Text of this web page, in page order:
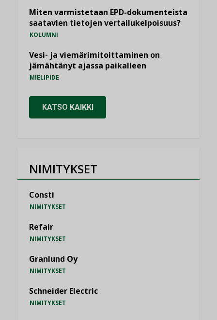
Miten varmistetaan EPD-dokumenteista
saatavien tietojen vertailukelpoisuus?
KOLUMNI
Vesi- ja viemärimitoittaminen on
jämähtänyt ajassa paikalleen
MIELIPIDE
KATSO KAIKKI
NIMITYKSET
Consti
NIMITYKSET
Refair
NIMITYKSET
Granlund Oy
NIMITYKSET
Schneider Electric
NIMITYKSET